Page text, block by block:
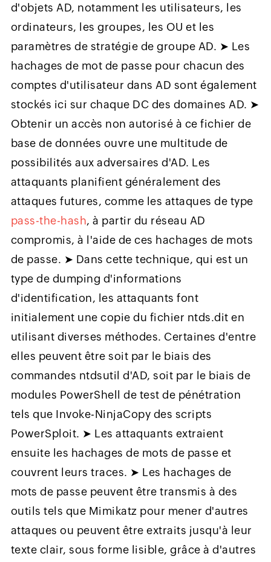
d'objets AD, notamment les utilisateurs, les
ordinateurs, les groupes, les OU et les
paramètres de stratégie de groupe AD. ➤ Les
hachages de mot de passe pour chacun des
comptes d'utilisateur dans AD sont également
stockés ici sur chaque DC des domaines AD. ➤
Obtenir un accès non autorisé à ce fichier de
base de données ouvre une multitude de
possibilités aux adversaires d'AD. Les
attaquants planifient généralement des
attaques futures, comme les attaques de type
pass-the-hash, à partir du réseau AD
compromis, à l'aide de ces hachages de mots
de passe. ➤ Dans cette technique, qui est un
type de dumping d'informations
d'identification, les attaquants font
initialement une copie du fichier ntds.dit en
utilisant diverses méthodes. Certaines d'entre
elles peuvent être soit par le biais des
commandes ntdsutil d'AD, soit par le biais de
modules PowerShell de test de pénétration
tels que Invoke-NinjaCopy des scripts
PowerSploit. ➤ Les attaquants extraient
ensuite les hachages de mots de passe et
couvrent leurs traces. ➤ Les hachages de
mots de passe peuvent être transmis à des
outils tels que Mimikatz pour mener d'autres
attaques ou peuvent être extraits jusqu'à leur
texte clair, sous forme lisible, grâce à d'autres